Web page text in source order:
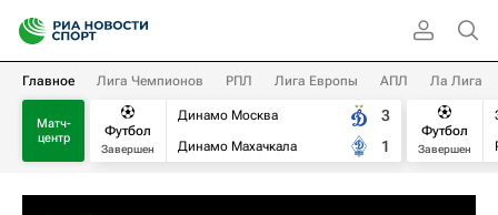
Главное Лига Чемпионов РПЛ Лига Европы АПЛ Ла Лига
Матч-
центр
Футбол
Завершен
Динамо Москва
Динамо Махачкала
3
1
Футбол
Завершен